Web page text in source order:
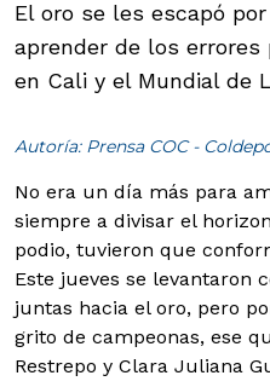
El oro se les escapó
aprender de los errores
en Cali y el Mundial de
Autoría: Prensa COC -
No era un día más para
siempre a divisar el
podio, tuvieron que
Este jueves se levantaron
juntas hacia el oro, pero
grito de campeonas, ese
Restrepo y Clara Juliana